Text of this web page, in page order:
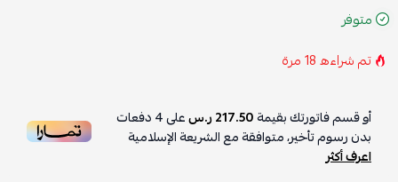
متوفر
تم شراءه18مرة
أو قسم فاتورتك بقيمة217.50 ر.س على4دفعات
بدون رسوم تأخير، متوافقة مع الشريعة الإسلامية
اعرف أكثر